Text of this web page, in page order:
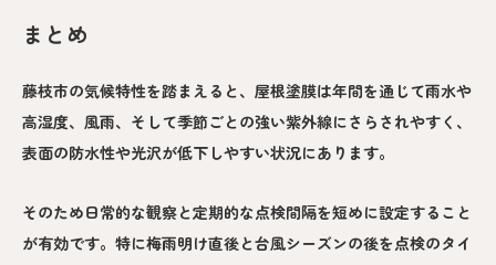
まとめ
藤枝市の気候特性を踏まえると、屋根塗膜は年間を通じて雨水や
高湿度、風雨、そして季節ごとの強い紫外線にさらされやすく、
表面の防水性や光沢が低下しやすい状況にあります。
そのため日常的な観察と定期的な点検間隔を短めに設定すること
が有効です。特に梅雨明け直後と台風シーズンの後を点検のタイ